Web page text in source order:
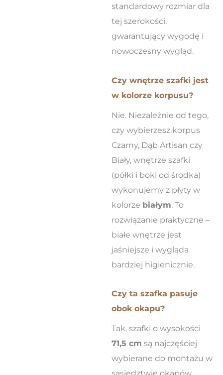
standardowy rozmiar dla
tej szerokości,
gwarantujący wygodę i
nowoczesny wygląd.
Czy wnętrze szafki jest
w kolorze korpusu?
Nie. Niezależnie od tego,
czy wybierzesz korpus
Czarny, Dąb Artisan czy
Biały, wnętrze szafki
(półki i boki od środka)
wykonujemy z płyty w
kolorze białym. To
rozwiązanie praktyczne –
białe wnętrze jest
jaśniejsze i wygląda
bardziej higienicznie.
Czy ta szafka pasuje
obok okapu?
Tak, szafki o wysokości
71,5 cm są najczęściej
wybierane do montażu w